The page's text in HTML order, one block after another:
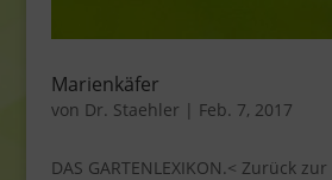
Marienkäfer
von Dr. Staehler | Feb. 7, 2017
DAS GARTENLEXIKON.< Zurück